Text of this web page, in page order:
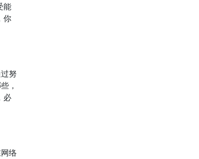
能
你
努
，
必
络